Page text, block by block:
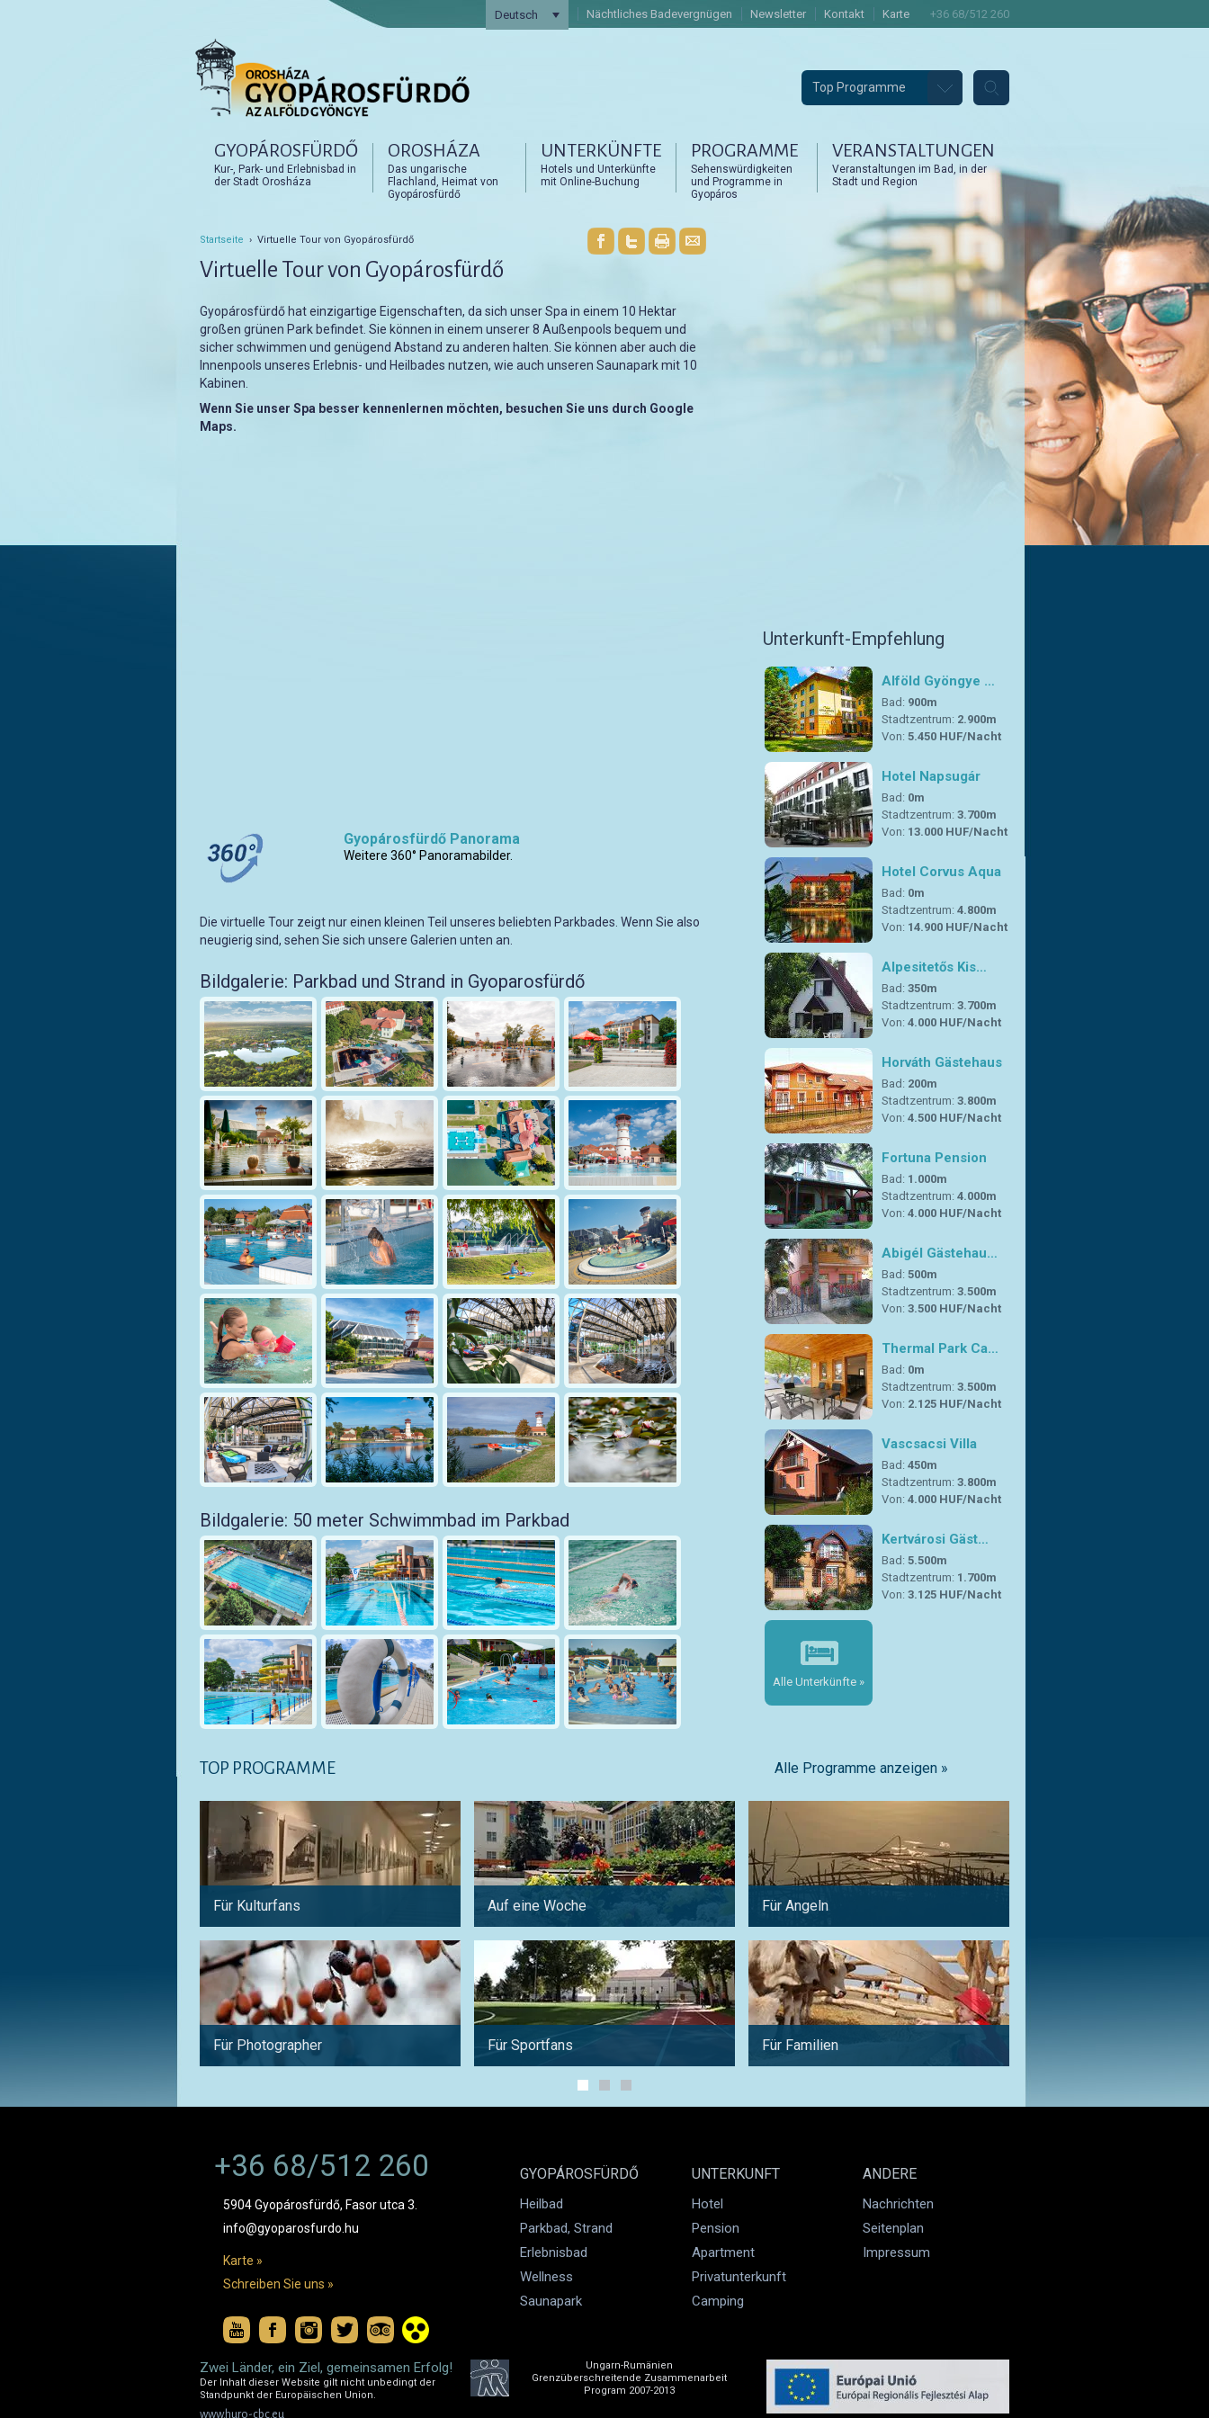
Deutsch Nächtliches Badevergnügen Newsletter Kontakt Karte +36 68/512 260
Top Programme
Tovább az elsődleges tartalomra
Tovább a másodlagos tartalomra
GYOPÁROSFÜRDŐ
Kur-, Park- und Erlebnisbad in
der Stadt Orosháza
OROSHÁZA
Das ungarische
Flachland, Heimat von
Gyopárosfürdő
UNTERKÜNFTE
Hotels und Unterkünfte
mit Online-Buchung
PROGRAMME
Sehenswürdigkeiten
und Programme in
Gyopáros
VERANSTALTUNGEN
Veranstaltungen im Bad, in der
Stadt und Region
Startseite › Virtuelle Tour von Gyopárosfürdő
Virtuelle Tour von Gyopárosfürdő
Gyopárosfürdő hat einzigartige Eigenschaften, da sich unser Spa in einem 10 Hektar
großen grünen Park befindet. Sie können in einem unserer 8 Außenpools bequem und
sicher schwimmen und genügend Abstand zu anderen halten. Sie können aber auch die
Innenpools unseres Erlebnis- und Heilbades nutzen, wie auch unseren Saunapark mit 10
Kabinen.
Wenn Sie unser Spa besser kennenlernen möchten, besuchen Sie uns durch Google
Maps.
Gyopárosfürdő Panorama
Weitere 360° Panoramabilder.
Die virtuelle Tour zeigt nur einen kleinen Teil unseres beliebten Parkbades. Wenn Sie also
neugierig sind, sehen Sie sich unsere Galerien unten an.
Bildgalerie: Parkbad und Strand in Gyoparosfürdő
Bildgalerie: 50 meter Schwimmbad im Parkbad
TOP PROGRAMME Alle Programme anzeigen »
Für Kulturfans Auf eine Woche Für Angeln
Für Photographer Für Sportfans Für Familien
Unterkunft-Empfehlung
Alföld Gyöngye …
Bad: 900m
Stadtzentrum: 2.900m
Von: 5.450 HUF/Nacht
Hotel Napsugár
Bad: 0m
Stadtzentrum: 3.700m
Von: 13.000 HUF/Nacht
Hotel Corvus Aqua
Bad: 0m
Stadtzentrum: 4.800m
Von: 14.900 HUF/Nacht
Alpesitetős Kis…
Bad: 350m
Stadtzentrum: 3.700m
Von: 4.000 HUF/Nacht
Horváth Gästehaus
Bad: 200m
Stadtzentrum: 3.800m
Von: 4.500 HUF/Nacht
Fortuna Pension
Bad: 1.000m
Stadtzentrum: 4.000m
Von: 4.000 HUF/Nacht
Abigél Gästehau…
Bad: 500m
Stadtzentrum: 3.500m
Von: 3.500 HUF/Nacht
Thermal Park Ca…
Bad: 0m
Stadtzentrum: 3.500m
Von: 2.125 HUF/Nacht
Vascsacsi Villa
Bad: 450m
Stadtzentrum: 3.800m
Von: 4.000 HUF/Nacht
Kertvárosi Gäst…
Bad: 5.500m
Stadtzentrum: 1.700m
Von: 3.125 HUF/Nacht
Alle Unterkünfte »
+36 68/512 260
5904 Gyopárosfürdő, Fasor utca 3.
info@gyoparosfurdo.hu
Karte »
Schreiben Sie uns »
GYOPÁROSFÜRDŐ
Heilbad
Parkbad, Strand
Erlebnisbad
Wellness
Saunapark
UNTERKUNFT
Hotel
Pension
Apartment
Privatunterkunft
Camping
ANDERE
Nachrichten
Seitenplan
Impressum
Zwei Länder, ein Ziel, gemeinsamen Erfolg!
Der Inhalt dieser Website gilt nicht unbedingt der
Standpunkt der Europäischen Union.
www.huro-cbc.eu
Ungarn-Rumänien
Grenzüberschreitende Zusammenarbeit
Program 2007-2013